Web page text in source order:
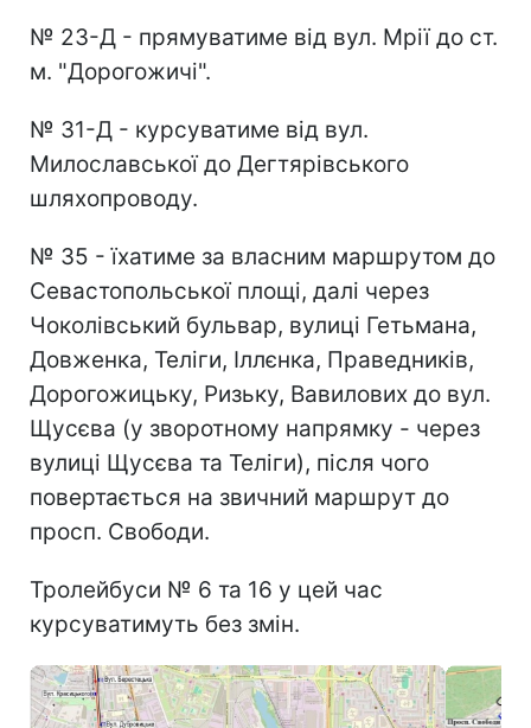
№ 23-Д - прямуватиме від вул. Мрії до ст.
м. "Дорогожичі".
№ 31-Д - курсуватиме від вул.
Милославської до Дегтярівського
шляхопроводу.
№ 35 - їхатиме за власним маршрутом до
Севастопольської площі, далі через
Чоколівський бульвар, вулиці Гетьмана,
Довженка, Теліги, Іллєнка, Праведників,
Дорогожицьку, Ризьку, Вавилових до вул.
Щусєва (у зворотному напрямку - через
вулиці Щусєва та Теліги), після чого
повертається на звичний маршрут до
просп. Свободи.
Тролейбуси № 6 та 16 у цей час
курсуватимуть без змін.